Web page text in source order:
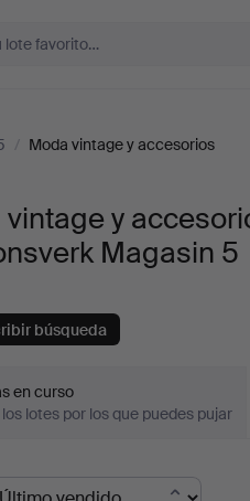
/ Moda vintage y accesorios
vintage y
Magasin 5
búsqueda
en curso
lotes por los que puedes pujar